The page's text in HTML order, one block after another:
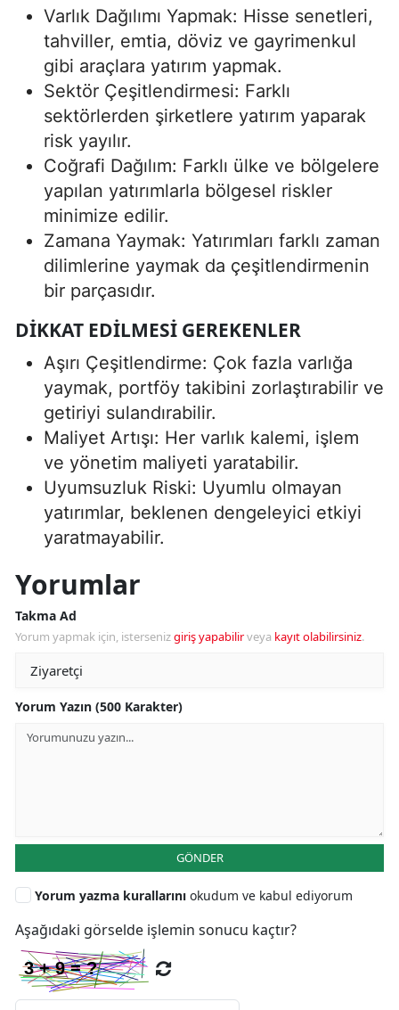
Varlık Dağılımı Yapmak: Hisse senetleri,
tahviller, emtia, döviz ve gayrimenkul
gibi araçlara yatırım yapmak.
Sektör Çeşitlendirmesi: Farklı
sektörlerden şirketlere yatırım yaparak
risk yayılır.
Coğrafi Dağılım: Farklı ülke ve bölgelere
yapılan yatırımlarla bölgesel riskler
minimize edilir.
Zamana Yaymak: Yatırımları farklı zaman
dilimlerine yaymak da çeşitlendirmenin
bir parçasıdır.
DIKKAT EDILMESI GEREKENLER
Aşırı Çeşitlendirme: Çok fazla varlığa
yaymak, portföy takibini zorlaştırabilir ve
getiriyi sulandırabilir.
Maliyet Artışı: Her varlık kalemi, işlem
ve yönetim maliyeti yaratabilir.
Uyumsuzluk Riski: Uyumlu olmayan
yatırımlar, beklenen dengeleyici etkiyi
yaratmayabilir.
Yorumlar
Takma Ad
Yorum yapmak için, istersenizgiriş yapabilirveya kayıt olabilirsiniz.
Yorum Yazın (500 Karakter)
GÖNDER
Yorum yazma kurallarını okudum ve kabul ediyorum
Aşağıdaki görselde işlemin sonucu kaçtır?